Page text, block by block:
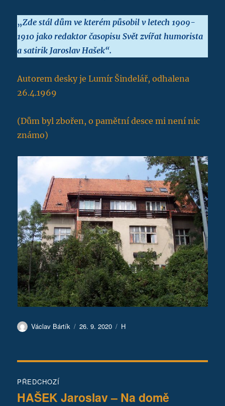
„Zde stál dům ve kterém působil v letech 1909-
1910 jako redaktor časopisu Svět zvířat humorista
a satirik Jaroslav Hašek“.
Autorem desky je Lumír Šindelář, odhalena
26.4.1969
(Dům byl zbořen, o pamětní desce mi není nic
známo)
Autor:
Václav Bártík Publikováno:
26. 9. 2020 Rubriky:
H
pro
PŘEDCHOZÍ
Předchozí
HAŠEK Jaroslav – Na domě